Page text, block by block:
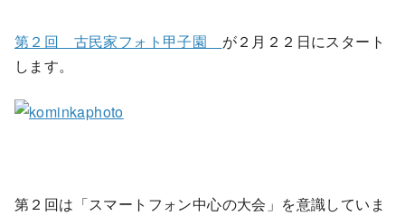
第２回 古民家フォト甲子園 が２月２２日にスタート
します。
第２回は「スマートフォン中心の大会」を意識していま